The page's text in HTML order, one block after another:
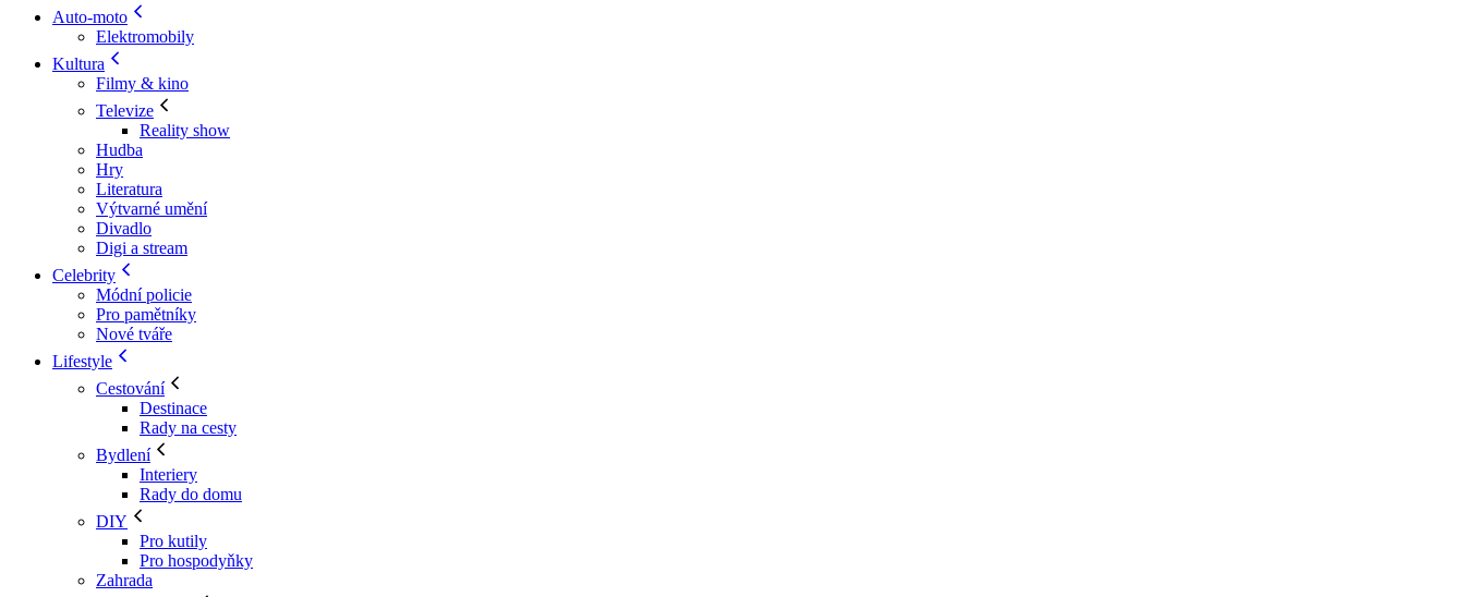
Auto-moto
Elektromobily
Kultura
Filmy & kino
Televize
Reality show
Hudba
Hry
Literatura
Výtvarné umění
Divadlo
Digi a stream
Celebrity
Módní policie
Pro pamětníky
Nové tváře
Lifestyle
Cestování
Destinace
Rady na cesty
Bydlení
Interiery
Rady do domu
DIY
Pro kutily
Pro hospodyňky
Zahrada